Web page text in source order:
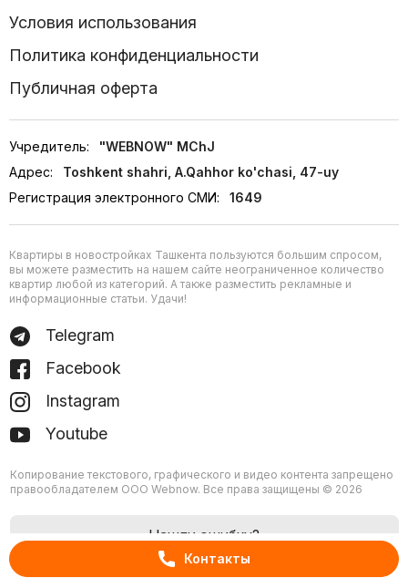
Контакты
Условия использования
Политика конфиденциальности
Публичная оферта
Учредитель:
"WEBNOW" MChJ
Адрес:
Toshkent shahri, A.Qahhor ko'chasi, 47-uy
Регистрация электронного СМИ:
1649
Квартиры в новостройках Ташкента пользуются большим спросом,
вы можете разместить на нашем сайте неограниченное количество
квартир любой из категорий. А также разместить рекламные и
информационные статьи. Удачи!
Telegram
Facebook
Instagram
Youtube
Копирование текстового, графического и видео контента запрещено
правообладателем ООО Webnow. Все права защищены © 2026
Нашли ошибку?